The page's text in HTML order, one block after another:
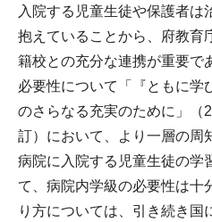
入院する児童生徒や保護者は
抱えていることから、府教育
籍校との充分な連携が重要で
必要性について「『ともに学
のさらなる充実のために」（
訂）において、より一層の周
病院に入院する児童生徒の学
て、病院内学級の必要性は十
り方については、引き続き国